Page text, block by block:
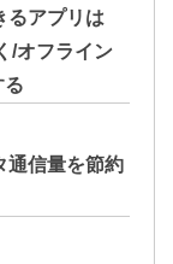
るアプリは
/オフライン
る
通信量を節約